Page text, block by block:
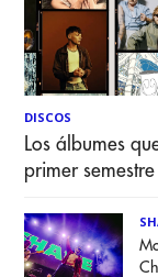
DISCOS
Los álbumes
primer